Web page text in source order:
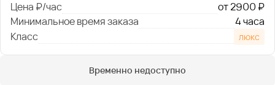
Цена ₽/час
от 2900 ₽
Минимальное время заказа
4 часа
Класс
люкс
Временно недоступно